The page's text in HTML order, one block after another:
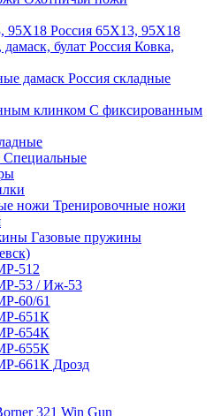
Россия 65Х13, 95Х18
Россия Ковка,
Россия складные
С фиксированным
Специальные
Тренировочные ножи
Газовые пружины
512
53 / Иж-53
60/61
651К
654К
655К
661К Дрозд
321 Win Gun